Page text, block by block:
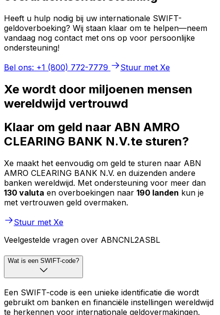
Heeft u hulp nodig bij uw internationale SWIFT-
geldoverboeking? Wij staan klaar om te helpen—neem
vandaag nog contact met ons op voor persoonlijke
ondersteuning!
Bel ons: +1 (800) 772-7779
Stuur met Xe
Xe wordt door miljoenen mensen
wereldwijd vertrouwd
Klaar om geld naar ABN AMRO
CLEARING BANK N.V.te sturen?
Xe maakt het eenvoudig om geld te sturen naar ABN
AMRO CLEARING BANK N.V. en duizenden andere
banken wereldwijd. Met ondersteuning voor meer dan
130 valuta en overboekingen naar 190 landen kun je
met vertrouwen geld overmaken.
Stuur met Xe
Veelgestelde vragen over ABNCNL2ASBL
Wat is een SWIFT-code?
Een SWIFT-code is een unieke identificatie die wordt
gebruikt om banken en financiële instellingen wereldwijd
te herkennen voor internationale geldovermakingen.